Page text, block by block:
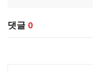
댓글 0